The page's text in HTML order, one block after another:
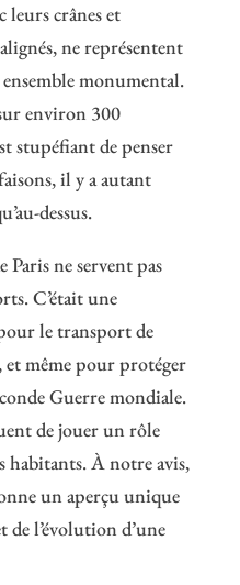
leurs crânes et
ne représentent
monumental.
environ 300
stupéfiant de penser
il y a autant
dessus.
Paris ne servent pas
C’était une
le transport de
et même pour protéger
Guerre mondiale.
de jouer un rôle
habitants. À notre avis,
un aperçu unique
de l’évolution d’une